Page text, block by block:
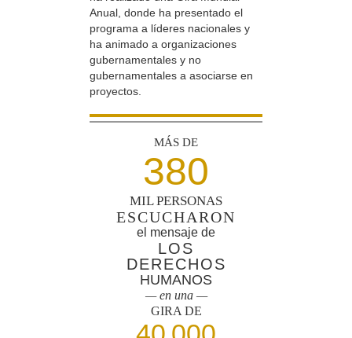
Anual, donde ha presentado el
programa a líderes nacionales y
ha animado a organizaciones
gubernamentales y no
gubernamentales a asociarse en
proyectos.
MÁS DE
380
MIL PERSONAS
ESCUCHARON
el mensaje de
LOS
DERECHOS
HUMANOS
— en una —
GIRA DE